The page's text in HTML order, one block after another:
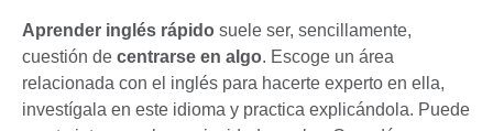
Aprender inglés rápido suele ser, sencillamente,
cuestión de centrarse en algo. Escoge un área
relacionada con el inglés para hacerte experto en ella,
investígala en este idioma y practica explicándola. Puede